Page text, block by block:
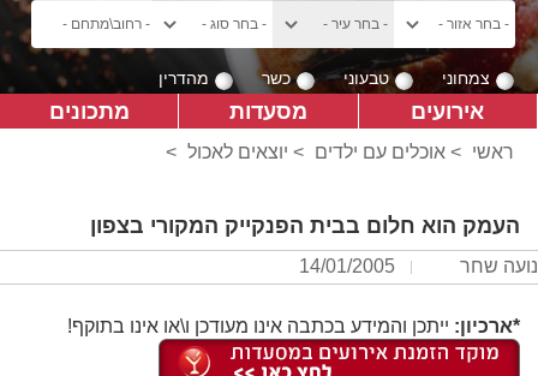
צמחוני טבעוני כשר מהדרין
אירועים מסעדות מתכונים
ראשי > אוכלים עם ילדים > יוצאים לאכול >
העמק הוא חלום בבית הפנקייק המקורי בצפון
נועה שחר 14/01/2005
*ארכיון: ייתכן והמידע בכתבה אינו מעודכן ו\או אינו בתוקף!